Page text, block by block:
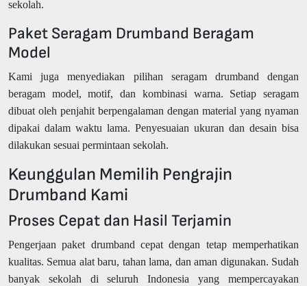
sekolah.
Paket Seragam Drumband Beragam
Model
Kami juga menyediakan pilihan seragam drumband dengan
beragam model, motif, dan kombinasi warna. Setiap seragam
dibuat oleh penjahit berpengalaman dengan material yang nyaman
dipakai dalam waktu lama. Penyesuaian ukuran dan desain bisa
dilakukan sesuai permintaan sekolah.
Keunggulan Memilih Pengrajin
Drumband Kami
Proses Cepat dan Hasil Terjamin
Pengerjaan paket drumband cepat dengan tetap memperhatikan
kualitas. Semua alat baru, tahan lama, dan aman digunakan. Sudah
banyak sekolah di seluruh Indonesia yang mempercayakan